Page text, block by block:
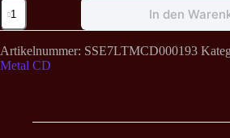
In.Si.Dia
Denso
Inngano
CD
Menge
In den
Artikelnummer: SSE7LTMCD000193
Metal CD